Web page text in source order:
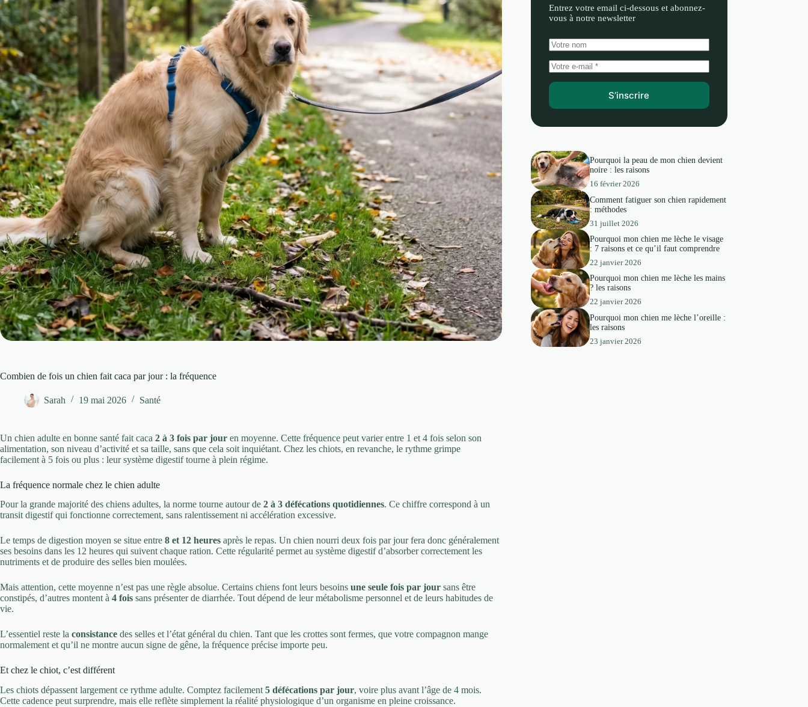
Combien de fois un chien fait caca par jour : la fréquence
Sarah 19 mai 2026 Santé
Un chien adulte en bonne santé fait caca 2 à 3 fois par jour en moyenne. Cette fréquence peut varier entre 1 et 4 fois selon son
alimentation, son niveau d’activité et sa taille, sans que cela soit inquiétant. Chez les chiots, en revanche, le rythme grimpe
facilement à 5 fois ou plus : leur système digestif tourne à plein régime.
La fréquence normale chez le chien adulte
Pour la grande majorité des chiens adultes, la norme tourne autour de 2 à 3 défécations quotidiennes. Ce chiffre correspond à un
transit digestif qui fonctionne correctement, sans ralentissement ni accélération excessive.
Le temps de digestion moyen se situe entre 8 et 12 heures après le repas. Un chien nourri deux fois par jour fera donc généralement
ses besoins dans les 12 heures qui suivent chaque ration. Cette régularité permet au système digestif d’absorber correctement les
nutriments et de produire des selles bien moulées.
Mais attention, cette moyenne n’est pas une règle absolue. Certains chiens font leurs besoins une seule fois par jour sans être
constipés, d’autres montent à 4 fois sans présenter de diarrhée. Tout dépend de leur métabolisme personnel et de leurs habitudes de
vie.
L’essentiel reste la consistance des selles et l’état général du chien. Tant que les crottes sont fermes, que votre compagnon mange
normalement et qu’il ne montre aucun signe de gêne, la fréquence précise importe peu.
Et chez le chiot, c’est différent
Les chiots dépassent largement ce rythme adulte. Comptez facilement 5 défécations par jour, voire plus avant l’âge de 4 mois.
Cette cadence peut surprendre, mais elle reflète simplement la réalité physiologique d’un organisme en pleine croissance.
Entrez votre email ci-dessous et abonnez-
vous à notre newsletter
S’inscrire
Pourquoi la peau de mon chien devient
noire : les raisons
16 février 2026
Comment fatiguer son chien rapidement
: méthodes
31 juillet 2026
Pourquoi mon chien me lèche le visage
: 7 raisons et ce qu’il faut comprendre
22 janvier 2026
Pourquoi mon chien me lèche les mains
? les raisons
22 janvier 2026
Pourquoi mon chien me lèche l’oreille :
les raisons
23 janvier 2026